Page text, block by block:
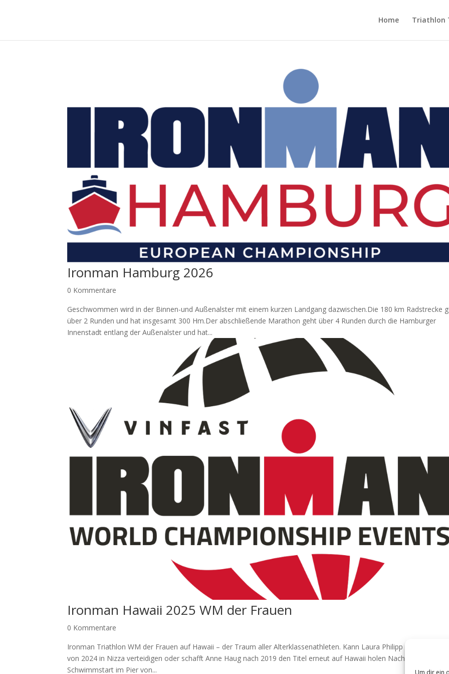
Um dir ein
Home Triathlon
Ironman Hamburg 2026
0 Kommentare
Geschwommen wird in der Binnen-und Außenalster mit einem kurzen Landgang dazwischen.Die 180 km Radstrecke
über 2 Runden und hat insgesamt 300 Hm.Der abschließende Marathon geht über 4 Runden durch die Hamburger
Innenstadt entlang der Außenalster und hat...
Ironman Hawaii 2025 WM der Frauen
0 Kommentare
Ironman Triathlon WM der Frauen auf Hawaii – der Traum aller Alterklassenathleten. Kann Laura Philipp ihren
von 2024 in Nizza verteidigen oder schafft Anne Haug nach 2019 den Titel erneut auf Hawaii holen Nach dem
Schwimmstart im Pier von...